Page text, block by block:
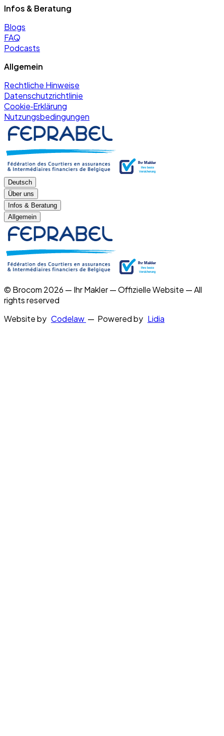
Infos & Beratung
Blogs
FAQ
Podcasts
Allgemein
Rechtliche Hinweise
Datenschutzrichtlinie
Cookie‑Erklärung
Nutzungsbedingungen
Deutsch
Über uns
Infos & Beratung
Allgemein
© Brocom 2026 — Ihr Makler — Offizielle Website — All
rights reserved
Website by Codelaw — Powered by Lidia